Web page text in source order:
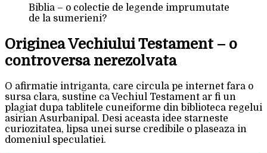
Biblia – o colectie de legende imprumutate
de la sumerieni?
Originea Vechiului Testament – o
controversa nerezolvata
O afirmatie intriganta, care circula pe internet fara o
sursa clara, sustine ca Vechiul Testament ar fi un
plagiat dupa tablitele cuneiforme din biblioteca regelui
asirian Asurbanipal. Desi aceasta idee starneste
curiozitatea, lipsa unei surse credibile o plaseaza in
domeniul speculatiei.